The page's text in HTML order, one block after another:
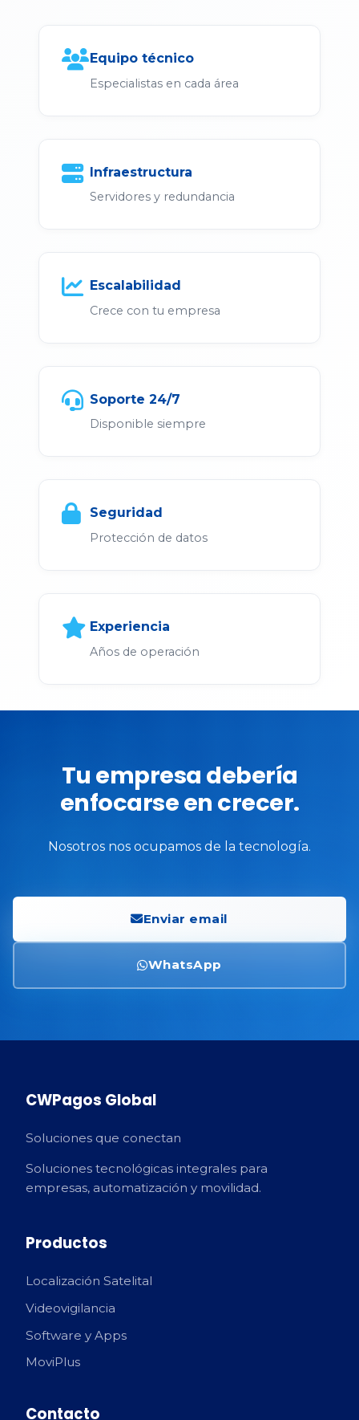
Equipo técnico
Especialistas en cada área
Infraestructura
Servidores y redundancia
Escalabilidad
Crece con tu empresa
Soporte 24/7
Disponible siempre
Seguridad
Protección de datos
Experiencia
Años de operación
Tu empresa debería
enfocarse en crecer.
Nosotros nos ocupamos de la tecnología.
Enviar email
WhatsApp
CWPagos Global
Soluciones que conectan
Soluciones tecnológicas integrales para
empresas, automatización y movilidad.
Productos
Localización Satelital
Videovigilancia
Software y Apps
MoviPlus
Contacto